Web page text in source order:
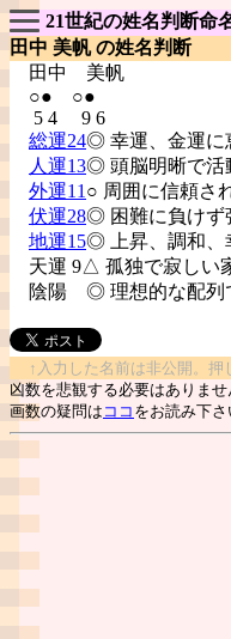
21世紀の姓名判断命
田中 美帆 の姓名判断
田中 美帆
○● ○●
5 4 9 6
総運24◎ 幸運、金運に
人運13◎ 頭脳明晰で活
外運11 ○ 周囲に信頼さ
伏運28◎ 困難に負けず
地運15◎ 上昇、調和、
天運 9△ 孤独で寂しい
陰陽 ◎ 理想的な配列
↑入力した名前は非公開。押
凶数を悲観する必要はありま
画数の疑問は ココ をお読み下さ